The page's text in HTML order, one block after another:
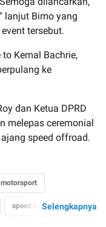
lanjut Bimo yang
tersebut.
Kemal Bachrie,
ke
dan Ketua DPRD
melepas ceremonial
speed offroad.
speed offroadSelengkapnya